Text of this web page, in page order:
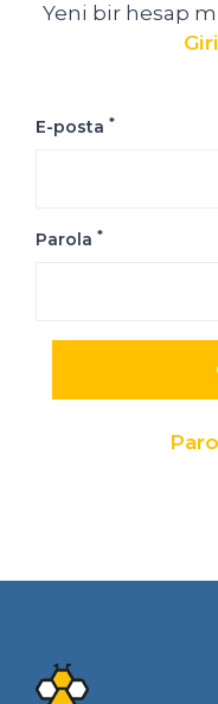
Yeni bir hesap
E-posta *
Parola *